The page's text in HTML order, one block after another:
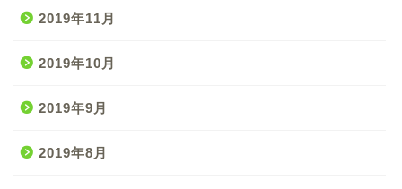
2019年11月
2019年10月
2019年9月
2019年8月